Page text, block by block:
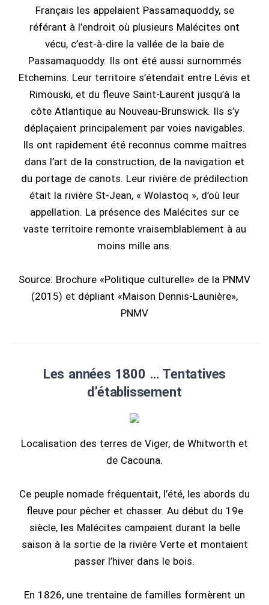
Français les appelaient Passamaquoddy, se
référant à l’endroit où plusieurs Malécites ont
vécu, c’est-à-dire la vallée de la baie de
Passamaquoddy. Ils ont été aussi surnommés
Etchemins. Leur territoire s’étendait entre Lévis et
Rimouski, et du fleuve Saint-Laurent jusqu’à la
côte Atlantique au Nouveau-Brunswick. Ils s’y
déplaçaient principalement par voies navigables.
Ils ont rapidement été reconnus comme maîtres
dans l’art de la construction, de la navigation et
du portage de canots. Leur rivière de prédilection
était la rivière St-Jean, « Wolastoq », d’où leur
appellation. La présence des Malécites sur ce
vaste territoire remonte vraisemblablement à au
moins mille ans.
Source: Brochure «Politique culturelle» de la PNMV
(2015) et dépliant «Maison Dennis-Launière»,
PNMV
Les années 1800 … Tentatives
d’établissement
Localisation des terres de Viger, de Whitworth et
de Cacouna.
Ce peuple nomade fréquentait, l’été, les abords du
fleuve pour pêcher et chasser. Au début du 19e
siècle, les Malécites campaient durant la belle
saison à la sortie de la rivière Verte et montaient
passer l’hiver dans le bois.
En 1826, une trentaine de familles formèrent un